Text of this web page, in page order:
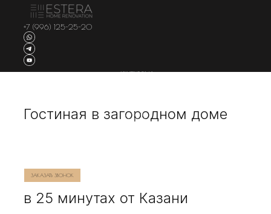
+7 (996) 125-25-20
АРХИТЕКТУРА И
ДИЗАЙН
ИНТЕРЬЕРА
ЗАКАЗАТЬ ЗВОНОК
Гостиная в загородном доме
в 25 минутах от Казани